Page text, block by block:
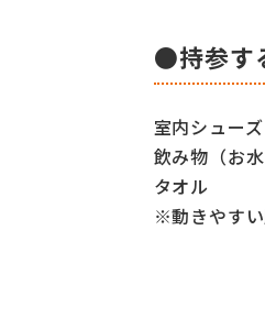
●持参す
室内シュー
飲み物（お水
タオル
※動きやすい